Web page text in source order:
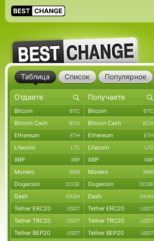
Таблица Список Популярное
Bitcoin BTC Bitcoin BTC
Bitcoin Cash BCH Bitcoin Cash BCH
Ethereum ETH Ethereum ETH
Litecoin LTC Litecoin LTC
XRP XRP XRP XRP
Monero XMR Monero XMR
Dogecoin DOGE Dogecoin DOGE
Dash DASH Dash DASH
Tether ERC20 USDT Tether ERC20 USDT
Tether TRC20 USDT Tether TRC20 USDT
Tether BEP20 USDT Tether BEP20 USDT